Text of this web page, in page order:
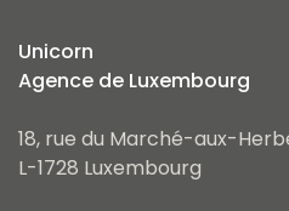
Unicorn
Agence de Luxembourg
18, rue du Marché-aux-
L-1728 Luxembourg